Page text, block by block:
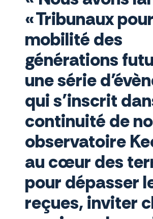
« Tribunaux
mobilité des
générations
une série
qui s’inscrit
continuité de
observatoire
au cœur des
pour dépasser
reçues, inviter